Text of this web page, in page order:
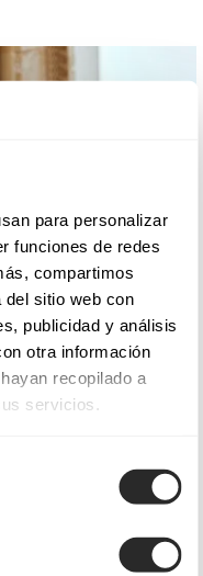
para personalizar
funciones de redes
compartimos
del sitio web con
publicidad y análisis
otra información
recopilado a
servicios.